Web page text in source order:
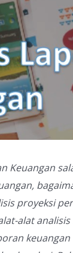
Keuangan
proyeksi
alat